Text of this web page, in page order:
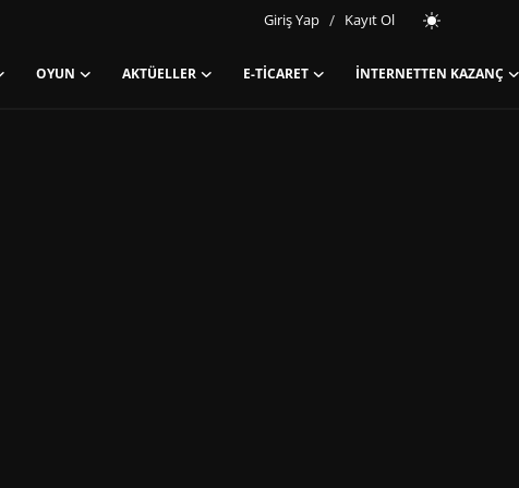
Giriş Yap / Kayıt Ol
OYUN AKTÜELLER E-TICARET İNTERNETTEN KAZANÇ